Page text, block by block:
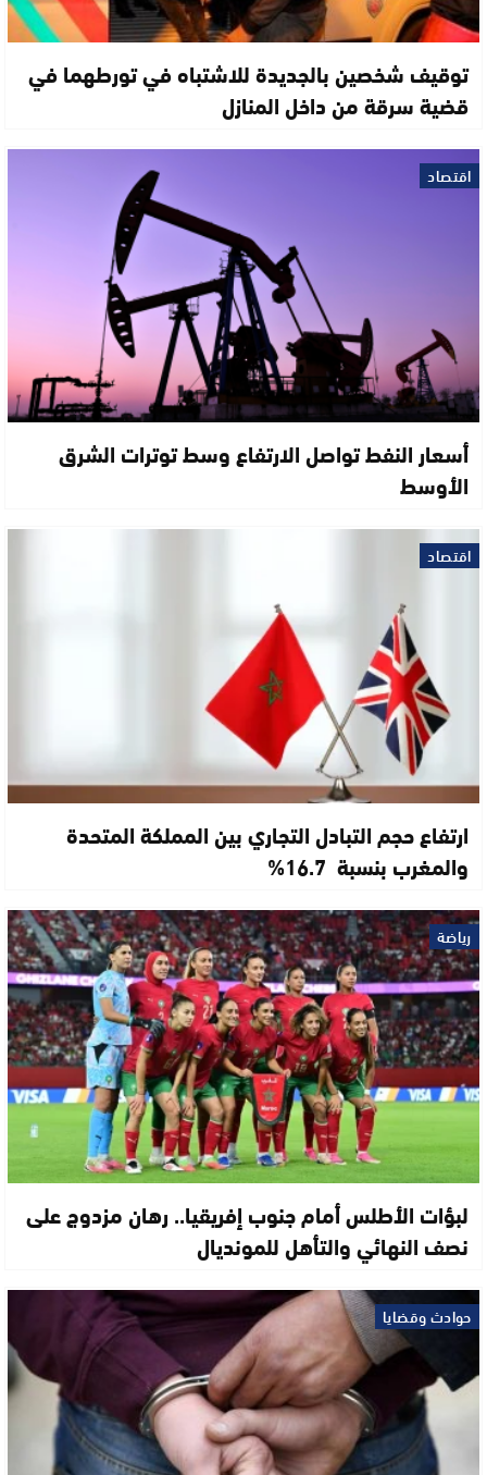
توقيف شخصين بالجديدة للاشتباه في تورطهما في
قضية سرقة من داخل المنازل
اقتصاد
أسعار النفط تواصل الارتفاع وسط توترات الشرق
الأوسط
اقتصاد
ارتفاع حجم التبادل التجاري بين المملكة المتحدة
والمغرب بنسبة 16.7%
رياضة
لبؤات الأطلس أمام جنوب إفريقيا.. رهان مزدوج على
نصف النهائي والتأهل للمونديال
حوادث وقضايا